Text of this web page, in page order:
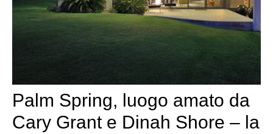
Palm Spring, luogo amato da
Cary Grant e Dinah Shore – la